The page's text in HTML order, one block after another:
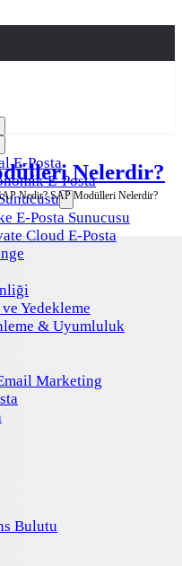
E-Posta
E-Posta
E-Posta Sunucusu
Cloud E-Posta
Yedekleme
& Uyumluluk
Marketing
Bulutu
Nelerdir?
Nedir? SAP Modülleri Nelerdir?